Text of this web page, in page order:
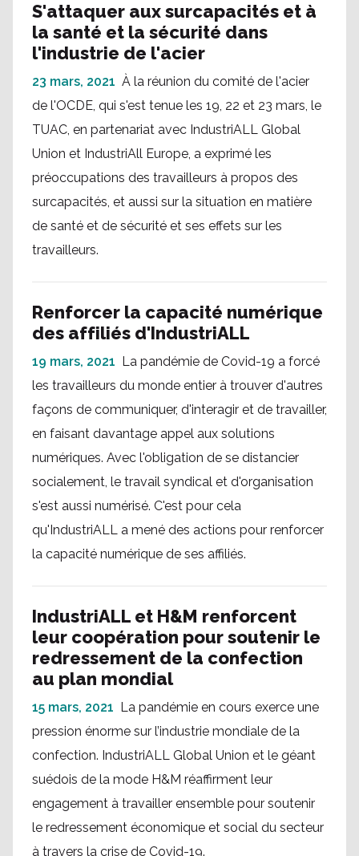
S'attaquer aux surcapacités et à
la santé et la sécurité dans
l'industrie de l'acier
23 mars, 2021 À la réunion du comité de l'acier
de l'OCDE, qui s'est tenue les 19, 22 et 23 mars, le
TUAC, en partenariat avec IndustriALL Global
Union et IndustriAll Europe, a exprimé les
préoccupations des travailleurs à propos des
surcapacités, et aussi sur la situation en matière
de santé et de sécurité et ses effets sur les
travailleurs.
Renforcer la capacité numérique
des affiliés d'IndustriALL
19 mars, 2021 La pandémie de Covid-19 a forcé
les travailleurs du monde entier à trouver d'autres
façons de communiquer, d'interagir et de travailler,
en faisant davantage appel aux solutions
numériques. Avec l'obligation de se distancier
socialement, le travail syndical et d'organisation
s'est aussi numérisé. C'est pour cela
qu'IndustriALL a mené des actions pour renforcer
la capacité numérique de ses affiliés.
IndustriALL et H&M renforcent
leur coopération pour soutenir le
redressement de la confection
au plan mondial
15 mars, 2021 La pandémie en cours exerce une
pression énorme sur l’industrie mondiale de la
confection. IndustriALL Global Union et le géant
suédois de la mode H&M réaffirment leur
engagement à travailler ensemble pour soutenir
le redressement économique et social du secteur
à travers la crise de Covid-19.